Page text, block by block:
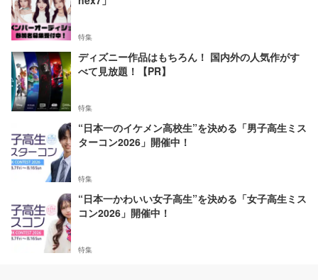
特集
ディズニー作品はもちろん！ 国内外の人気作がす
べて見放題！【PR】
特集
“日本一のイケメン高校生”を決める「男子高生ミス
ターコン2026」開催中！
特集
“日本一かわいい女子高生”を決める「女子高生ミス
コン2026」開催中！
特集